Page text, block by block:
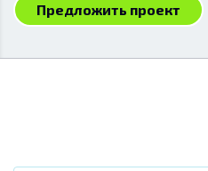
Предложить проект